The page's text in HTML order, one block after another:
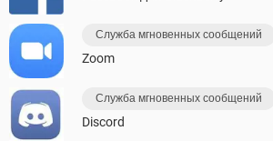
Служба мгновенных сообщений
Zoom
Служба мгновенных сообщений
Discord